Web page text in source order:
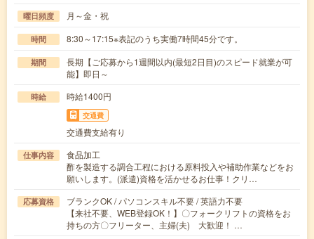
曜日頻度 月～金・祝
時間 8:30～17:15※表記のうち実働7時間45分です。
期間
長期【ご応募から1週間以内(最短2日目)のスピード就業が可
能】即日～
時給 時給1400円
交通費
交通費支給有り
仕事内容
食品加工
酢を製造する調合工程における原料投入や補助作業などをお
願いします。(派遣)資格を活かせるお仕事！クリ…
応募資格
ブランクOK / パソコンスキル不要 / 英語力不要
【来社不要、WEB登録OK！】〇フォークリフトの資格をお
持ちの方〇フリーター、主婦(夫) 大歓迎！ …